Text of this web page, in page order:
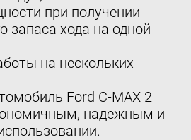
при получении
запаса хода на одной
на нескольких
Ford C-MAX 2
надежным и